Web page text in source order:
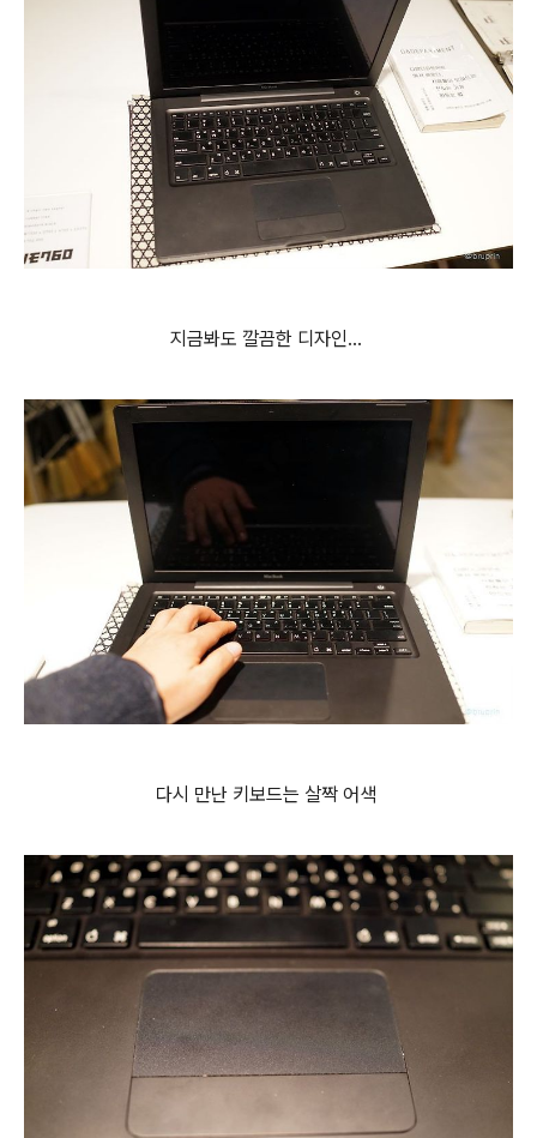
지금봐도 깔끔한 디자인...
다시 만난 키보드는 살짝 어색